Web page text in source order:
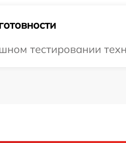
тестировании